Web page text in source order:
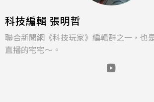
科技編輯 張明哲
聯合新聞網《科技玩家》編輯群之一，也
直播的宅宅～。